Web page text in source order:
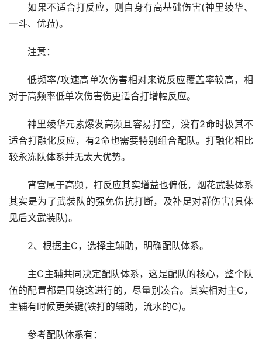
如果不适合打反应，则自身有高基础伤害(神里绫华、
一斗、优菈)。
注意：
低频率/攻速高单次伤害相对来说反应覆盖率较高，相
对于高频率低单次伤害伤更适合打增幅反应。
神里绫华元素爆发高频且容易打空，没有2命时极其不
适合打融化反应，有2命也需要特别组合配队。打融化相比
较永冻队体系并无太大优势。
宵宫属于高频，打反应其实增益也偏低，烟花武装体系
其实是为了武装队的强免伤抗打断，及补足对群伤害(具体
见后文武装队)。
2、根据主C，选择主辅助，明确配队体系。
主C主辅共同决定配队体系，这是配队的核心，整个队
伍的配置都是围绕这进行的，尽量别凑合。其实相对主C，
主辅有时候更关键(铁打的辅助，流水的C)。
参考配队体系有：